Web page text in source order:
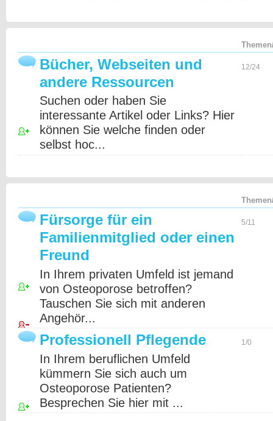
Bücher, Webseiten und
andere Ressourcen
Suchen oder haben Sie
interessante Artikel oder Links? Hier
können Sie welche finden oder
selbst hoc...
12/24
Fürsorge für ein
Familienmitglied oder einen
Freund
In Ihrem privaten Umfeld ist jemand
von Osteoporose betroffen?
Tauschen Sie sich mit anderen
Angehör...
5/11
Professionell Pflegende
In Ihrem beruflichen Umfeld
kümmern Sie sich auch um
Osteoporose Patienten?
Besprechen Sie hier mit ...
1/0